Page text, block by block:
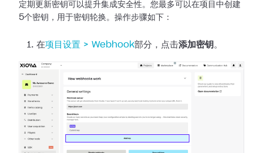
定期更新密钥可以提升集成安全性。您最多可以在项目中创建
5个密钥，用于密钥轮换。操作步骤如下：
在项目设置 > Webhook部分，点击添加密钥 。